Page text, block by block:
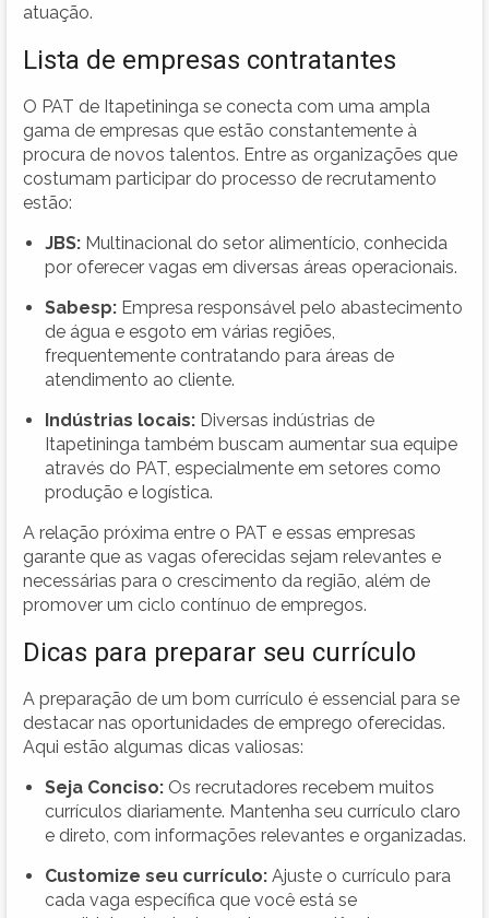
atuação.
Lista de empresas contratantes
O PAT de Itapetininga se conecta com uma ampla
gama de empresas que estão constantemente à
procura de novos talentos. Entre as organizações que
costumam participar do processo de recrutamento
estão:
JBS: Multinacional do setor alimentício, conhecida
por oferecer vagas em diversas áreas operacionais.
Sabesp: Empresa responsável pelo abastecimento
de água e esgoto em várias regiões,
frequentemente contratando para áreas de
atendimento ao cliente.
Indústrias locais: Diversas indústrias de
Itapetininga também buscam aumentar sua equipe
através do PAT, especialmente em setores como
produção e logística.
A relação próxima entre o PAT e essas empresas
garante que as vagas oferecidas sejam relevantes e
necessárias para o crescimento da região, além de
promover um ciclo contínuo de empregos.
Dicas para preparar seu currículo
A preparação de um bom currículo é essencial para se
destacar nas oportunidades de emprego oferecidas.
Aqui estão algumas dicas valiosas:
Seja Conciso: Os recrutadores recebem muitos
currículos diariamente. Mantenha seu currículo claro
e direto, com informações relevantes e organizadas.
Customize seu currículo: Ajuste o currículo para
cada vaga específica que você está se